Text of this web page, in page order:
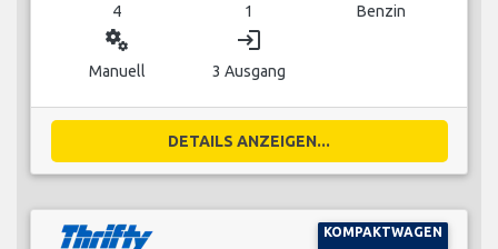
4 1 Benzin
miscellaneous_services
Manuell
login
3 Ausgang
DETAILS ANZEIGEN...
KOMPAKTWAGEN